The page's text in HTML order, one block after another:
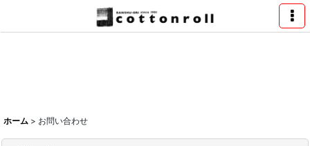
ホーム > お問い合わせ